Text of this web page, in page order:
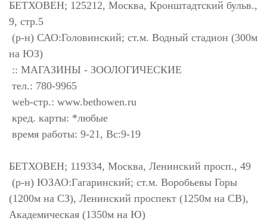
БЕТХОВЕН; 125212, Москва, Кронштадтский бульв.,
9, стр.5
(р-н) САО:Головинский; ст.м. Водный стадион (300м
на ЮЗ)
:: МАГАЗИНЫ - ЗООЛОГИЧЕСКИЕ
тел.: 780-9965
web-стр.: www.bethowen.ru
кред. карты: *любые
время работы: 9-21, Вс:9-19
БЕТХОВЕН; 119334, Москва, Ленинский просп., 49
(р-н) ЮЗАО:Гагаринский; ст.м. Воробьевы Горы
(1200м на СЗ), Ленинский проспект (1250м на СВ),
Академическая (1350м на Ю)